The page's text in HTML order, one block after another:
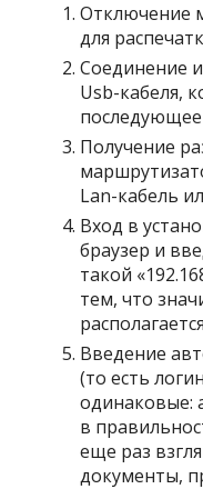
Отключение
для
Соединение
Usb-кабеля,
Получение
Lan-кабель
Вход в
браузер и
такой
тем, что
Введение
(то есть
одинаковые:
в
еще раз
документы,